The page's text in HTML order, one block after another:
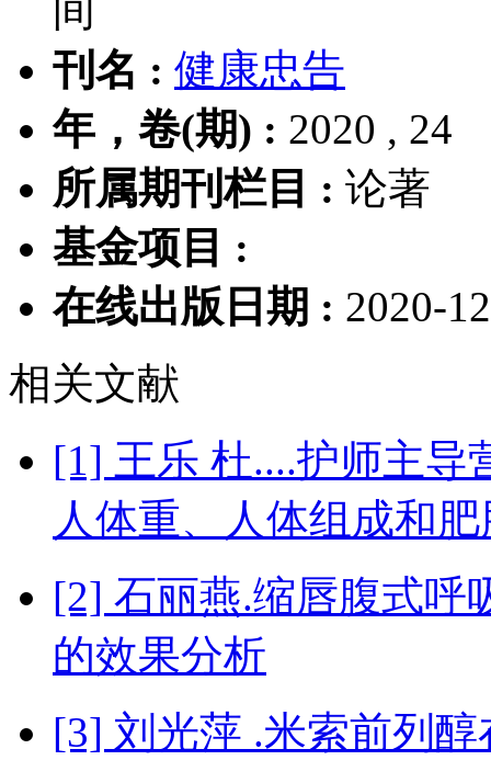
间
刊名 : 健康忠告
年，卷(期) : 2020 , 24
所属期刊栏目 : 论著
基金项目 :
在线出版日期 : 2020-
相关文献
[1] 王乐 杜....护师主导
人体重、人体组成和
[2] 石丽燕.缩唇腹式呼
的效果分析
[3] 刘光萍 .米索前列